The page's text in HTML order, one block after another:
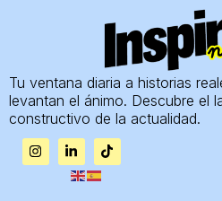
Tu ventana diaria a historias
levantan el ánimo. Descubre el
constructivo de la actualidad.
I
n
s
L
i
n
k
T
i
k